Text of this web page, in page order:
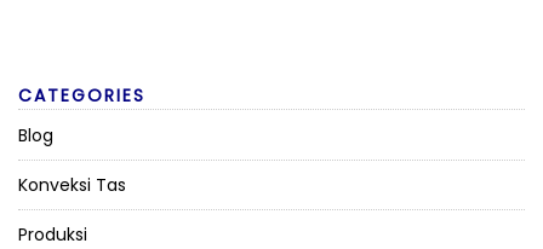
CATEGORIES
Blog
Konveksi Tas
Produksi